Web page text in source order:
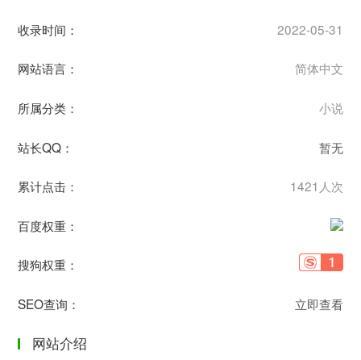
收录时间： 2022-05-31
网站语言： 简体中文
所属分类： 小说
站长QQ： 暂无
累计点击： 1421人次
百度权重：
搜狗权重：
SEO查询： 立即查看
网站介绍